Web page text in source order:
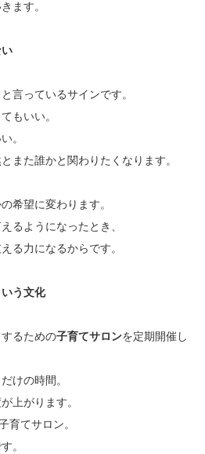
ます。
言っているサインです。
もいい。
。
また誰かと関わりたくなります。
希望に変わります。
るようになったとき、
る力になるからです。
う文化
るための子育てサロンを定期開催し
けの時間。
上がります。
育てサロン。
。